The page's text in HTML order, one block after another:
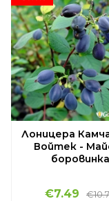
Лоницера
Войтек -
боровинка
€7.49